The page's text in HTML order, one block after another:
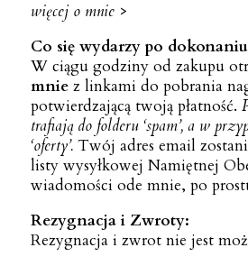
więcej o mnie >
Co się wydarzy po dokonaniu
W ciągu godziny od zakupu
mniez linkami do pobrania
potwierdzającą twoją płatność.
trafiają do folderu ‘spam’, a w
‘oferty’. Twój adres email
listy wysyłkowej Namiętnej
wiadomości ode mnie, po
Rezygnacja i Zwroty:
Rezygnacja i zwrot nie jest